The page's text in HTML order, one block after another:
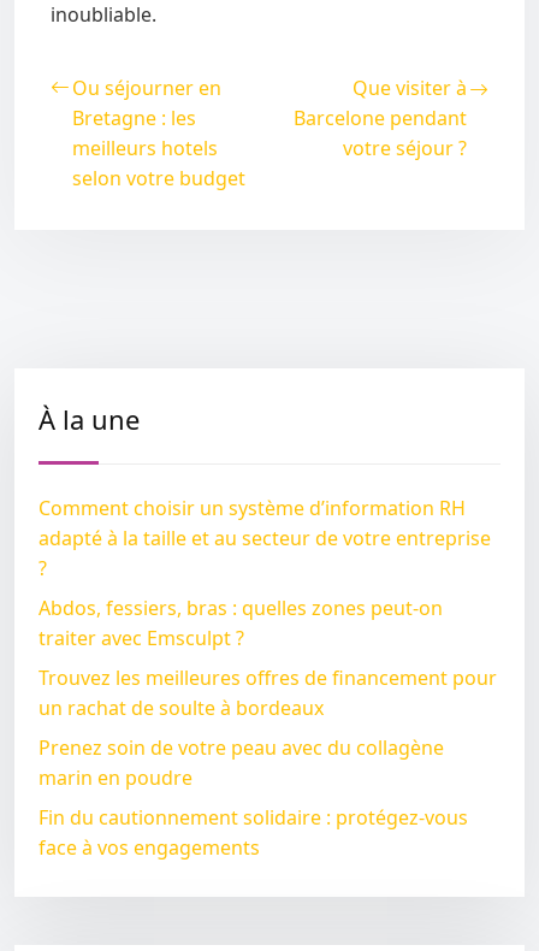
inoubliable.
Ou séjourner en
Bretagne : les
meilleurs hotels
selon votre budget
Que visiter à
Barcelone pendant
votre séjour ?
À la une
Comment choisir un système d’information RH
adapté à la taille et au secteur de votre entreprise
?
Abdos, fessiers, bras : quelles zones peut-on
traiter avec Emsculpt ?
Trouvez les meilleures offres de financement pour
un rachat de soulte à bordeaux
Prenez soin de votre peau avec du collagène
marin en poudre
Fin du cautionnement solidaire : protégez-vous
face à vos engagements